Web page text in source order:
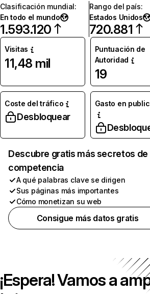
Clasificación mundial:
En todo el mundo
1.593.120
Rango del país:
Estados Unidos
720.881
Visitas
11,48 mil
Puntuación de
Autoridad
19
Coste del tráfico
Desbloquear
Gasto en
Descubre gratis más secretos de
competencia
A qué palabras clave se dirigen
Sus páginas más importantes
Cómo monetizan su web
Consigue más datos gratis
¡Espera! Vamos a